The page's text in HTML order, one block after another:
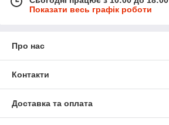
Показати весь графік роботи
Про нас
Контакти
Доставка та оплата